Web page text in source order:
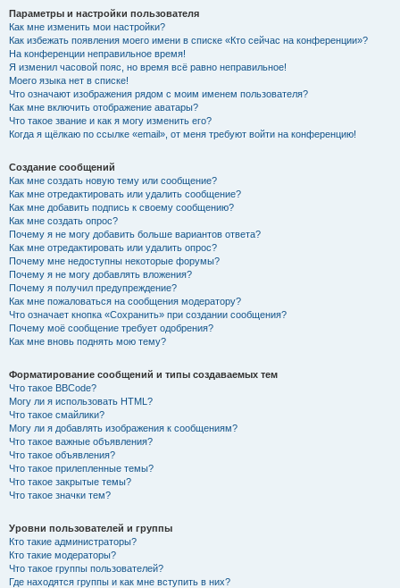
Параметры и настройки пользователя
Как мне изменить мои настройки?
Как избежать появления моего имени в списке «Кто сейчас на конференции»?
На конференции неправильное время!
Я изменил часовой пояс, но время всё равно неправильное!
Моего языка нет в списке!
Что означают изображения рядом с моим именем пользователя?
Как мне включить отображение аватары?
Что такое звание и как я могу изменить его?
Когда я щёлкаю по ссылке «email», от меня требуют войти на конференцию!
Создание сообщений
Как мне создать новую тему или сообщение?
Как мне отредактировать или удалить сообщение?
Как мне добавить подпись к своему сообщению?
Как мне создать опрос?
Почему я не могу добавить больше вариантов ответа?
Как мне отредактировать или удалить опрос?
Почему мне недоступны некоторые форумы?
Почему я не могу добавлять вложения?
Почему я получил предупреждение?
Как мне пожаловаться на сообщения модератору?
Что означает кнопка «Сохранить» при создании сообщения?
Почему моё сообщение требует одобрения?
Как мне вновь поднять мою тему?
Форматирование сообщений и типы создаваемых тем
Что такое BBCode?
Могу ли я использовать HTML?
Что такое смайлики?
Могу ли я добавлять изображения к сообщениям?
Что такое важные объявления?
Что такое объявления?
Что такое прилепленные темы?
Что такое закрытые темы?
Что такое значки тем?
Уровни пользователей и группы
Кто такие администраторы?
Кто такие модераторы?
Что такое группы пользователей?
Где находятся группы и как мне вступить в них?